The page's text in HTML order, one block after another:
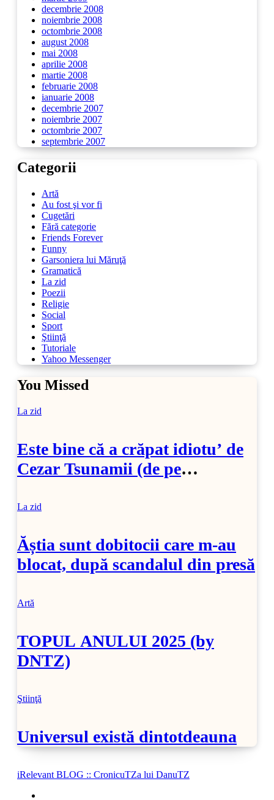
decembrie 2008
noiembrie 2008
octombrie 2008
august 2008
mai 2008
aprilie 2008
martie 2008
februarie 2008
ianuarie 2008
decembrie 2007
noiembrie 2007
octombrie 2007
septembrie 2007
Categorii
Artă
Au fost şi vor fi
Cugetări
Fără categorie
Friends Forever
Funny
Garsoniera lui Măruţă
Gramatică
La zid
Poezii
Religie
Social
Sport
Ştiinţă
Tutoriale
Yahoo Messenger
You Missed
La zid
Este bine că a crăpat idiotu’ de
Cezar Tsunamii (de pe
La zid
Ăștia sunt dobitocii care m-au
blocat, după scandalul din presă
Artă
TOPUL ANULUI 2025 (by
DNTZ)
Ştiinţă
Universul există dintotdeauna
iRelevant BLOG :: CronicuTZa lui DanuTZ